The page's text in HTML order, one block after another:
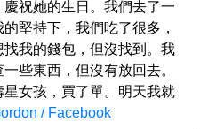
祝她的生日。我們去了一
堅持下，我們吃了很多，
我的錢包，但沒找到。我
些東西，但沒有放回去。
女孩，買了單。明天我就
/ Facebook